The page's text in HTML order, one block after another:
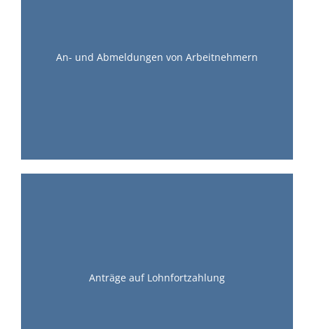
An- und Abmeldungen von Arbeitnehmern
Anträge auf Lohnfortzahlung